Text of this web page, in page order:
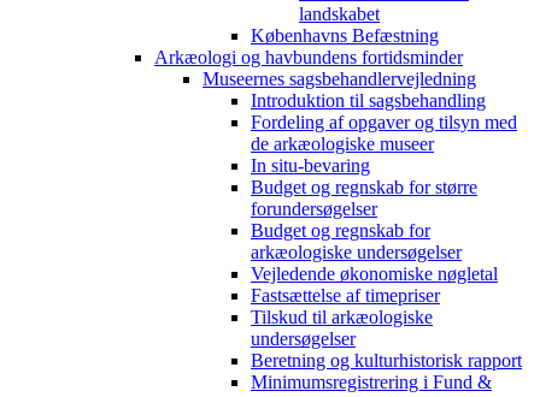
landskabet
Københavns Befæstning
Arkæologi og havbundens fortidsminder
Museernes sagsbehandlervejledning
Introduktion til sagsbehandling
Fordeling af opgaver og tilsyn med
de arkæologiske museer
In situ-bevaring
Budget og regnskab for større
forundersøgelser
Budget og regnskab for
arkæologiske undersøgelser
Vejledende økonomiske nøgletal
Fastsættelse af timepriser
Tilskud til arkæologiske
undersøgelser
Beretning og kulturhistorisk rapport
Minimumsregistrering i Fund &